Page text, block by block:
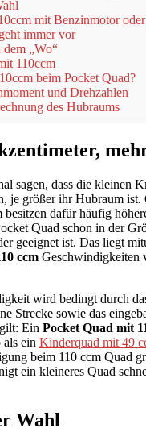
mit Benzinmotor
immer vor
dem „Wo“
110ccm
beim Pocket Quad?
und Drehzahlen
des Hubraums
sagen, dass die kleinen
je größer ihr Hubraum ist.
besitzen dafür häufig
Quad schon in der
geeignet ist. Das liegt
ccm Geschwindigkeiten
wird bedingt durch
Strecke sowie das
Ein Pocket Quad mit
als ein Kinderquad mit 49
beim 110 ccm Quad
ein kleineres Quad
Wahl